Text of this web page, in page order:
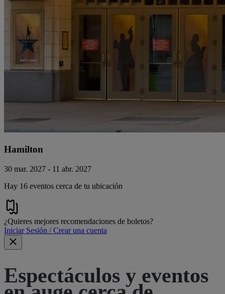
Hamilton
30 mar. 2027 - 11 abr. 2027
Hay 16 eventos cerca de tu ubicación
¿Quieres mejores recomendaciones de boletos?
Iniciar Sesión / Crear una cuenta
Espectáculos y eventos